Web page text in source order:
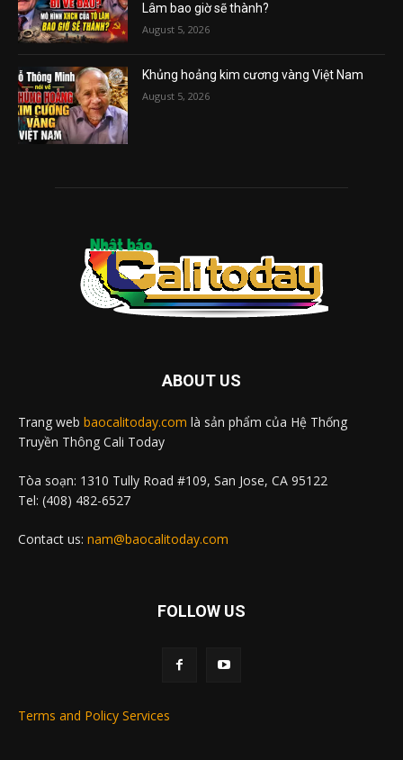
Lâm bao giờ sẽ thành?
August 5, 2026
Khủng hoảng kim cương vàng Việt Nam
August 5, 2026
ABOUT US
Trang web baocalitoday.com là sản phẩm của Hệ Thống
Truyền Thông Cali Today
Tòa soạn: 1310 Tully Road #109, San Jose, CA 95122
Tel: (408) 482-6527
Contact us: nam@baocalitoday.com
FOLLOW US
Terms and Policy Services